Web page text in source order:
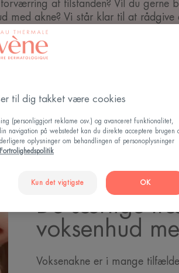
af tilstanden? Vil du gerne
med akne? Vi står klar til at rådgive
afden medicinske direktion
De særlige
voksenhud
Voksenakne er i mange
til dig takket være cookies
(personliggjort reklame osv.) og avanceret funktionalitet,
navigation på webstedet kan du direkte acceptere brugen
oplysninger om behandlingen af personoplysninger
Fortrolighedspolitik
Kun det vigtigste OK